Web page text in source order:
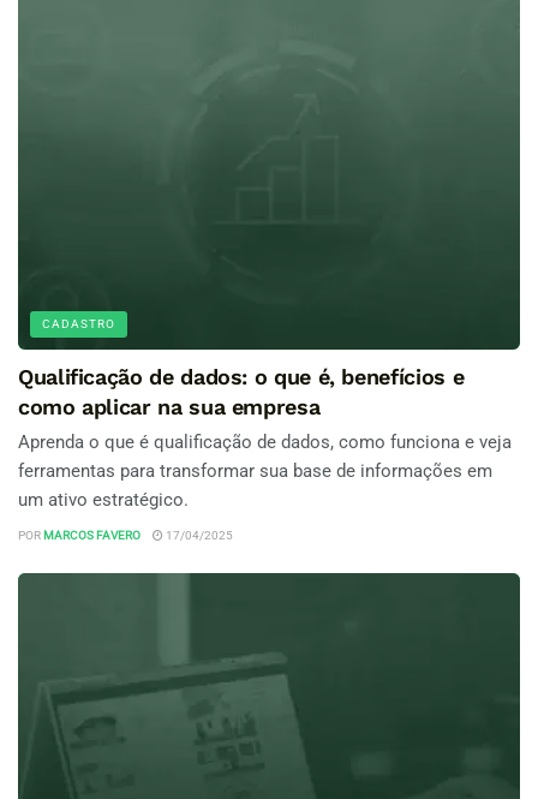
CADASTRO
Qualificação de dados: o que é, benefícios e
como aplicar na sua empresa
Aprenda o que é qualificação de dados, como funciona e veja
ferramentas para transformar sua base de informações em
um ativo estratégico.
POR MARCOS FAVERO 17/04/2025